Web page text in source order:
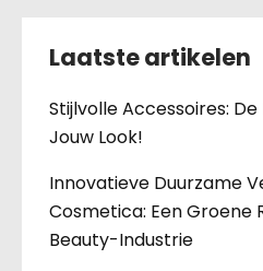
Laatste artikelen
Stijlvolle Accessoires:
Jouw Look!
Innovatieve Duurzame
Cosmetica: Een Groene
Beauty-Industrie